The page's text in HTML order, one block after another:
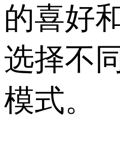
的喜好
选择不
模式。